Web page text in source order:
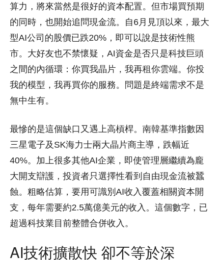
算力，將來當然是很好的資本配置。但市場買預期
的同時，也開始追問現金流。自6月見頂以來，最大
型AI公司的股價已跌20%，即可以說是技術性熊
市。大好友也不禁懷疑，AI資金是否只是科技巨頭
之間的內循環：你買我晶片，我再租你雲端。你投
我的模型，我再買你的服務。問題是終端需求不是
無中生有。
最慘的是這個缺口又遇上高槓桿。南韓基準指數因
三星電子及SK海力士兩大晶片商主導，跌幅近
40%。加上很多其他AI企業，即使管理層繼續為龐
大開支辯護，投資者只選擇性看到自由現金流被蠶
蝕。粗略估算，要用可識別AI收入覆蓋相關資本開
支，每年需要約2.5萬億美元的收入。這個數字，已
超過科技業目前整體合併收入。
AI技術擴散快 卻不等於深